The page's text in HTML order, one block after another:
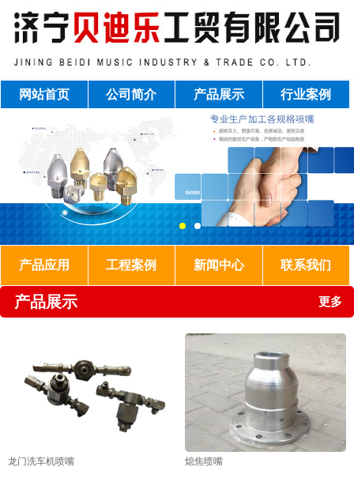
网站首页 公司简介 产品展示 行业案例
产品应用 工程案例 新闻中心 联系我们
产品展示 更多
龙门洗车机喷嘴 熄焦喷嘴